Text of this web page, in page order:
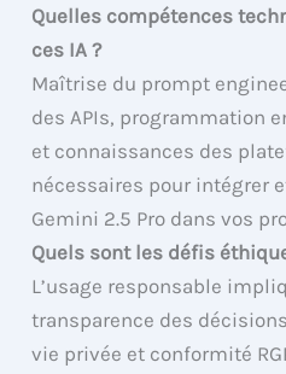
Quelles compétences
ces IA ?
Maîtrise du prompt
des APIs, programmation
et connaissances des
nécessaires pour intégrer
Gemini 2.5 Pro dans vos
Quels sont les défis
L’usage responsable
transparence des
vie privée et conformité